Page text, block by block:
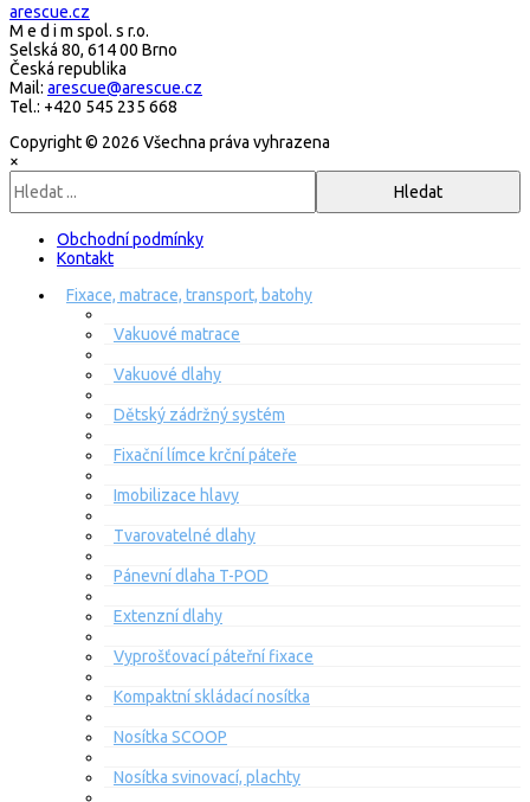
arescue.cz
M e d i m spol. s r.o.
Selská 80, 614 00 Brno
Česká republika
Mail: arescue@arescue.cz
Tel.: +420 545 235 668
Copyright © 2026 Všechna práva vyhrazena
×
Obchodní podmínky
Kontakt
Fixace, matrace, transport, batohy
Vakuové matrace
Vakuové dlahy
Dětský zádržný systém
Fixační límce krční páteře
Imobilizace hlavy
Tvarovatelné dlahy
Pánevní dlaha T-POD
Extenzní dlahy
Vyprošťovací páteřní fixace
Kompaktní skládací nosítka
Nosítka SCOOP
Nosítka svinovací, plachty